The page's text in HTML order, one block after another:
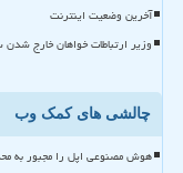
آخرین وضعیت اینترنت
وزیر ارتباطات خواهان خارج
چالشی های کمک وب
هوش مصنوعی اپل را مجبور به